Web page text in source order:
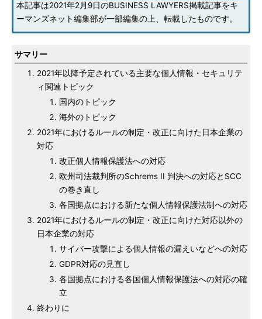
本記事は2021年2月9日のBUSINESS LAWYERS掲載記事をキ
ーマンズネット編集部が一部編集の上、転載したものです。
サマリー
2021年以降予定されている主要な個人情報・セキュリテ
ィ関連トピック
国内のトピック
海外のトピック
2021年におけるルールの制定・改正に向けた日本企業の
対応
改正個人情報保護法への対応
欧州司法裁判所のSchrems II 判決への対応とSCC
の巻き直し
各国拠点における新たな個人情報保護法制への対応
2021年におけるルールの制定・改正に向けた対応以外の
日本企業の対応
サイバー攻撃による個人情報の漏えいなどへの対応
GDPR対応の見直し
各国拠点における各国個人情報保護法への対応の確
立
終わりに